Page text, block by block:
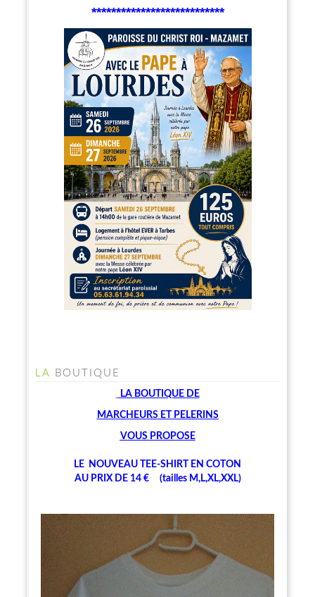
***************************
LA BOUTIQUE
LA BOUTIQUE DE
MARCHEURS ET PELERINS
VOUS PROPOSE
LE NOUVEAU TEE-SHIRT EN COTON
AU PRIX DE 14 € (tailles M,L,XL,XXL)